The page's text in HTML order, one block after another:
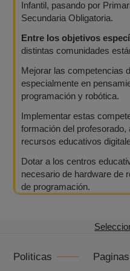
Infantil, pasando por
Secundaria Obligatoria.
Entre los objetivos
distintas comunidades
Mejorar las competencias
especialmente en
programación y robótica.
Implementar estas
formación del
recursos educativos
Dotar a los centros
necesario de hardware de
de programación.
Politicas Paginas